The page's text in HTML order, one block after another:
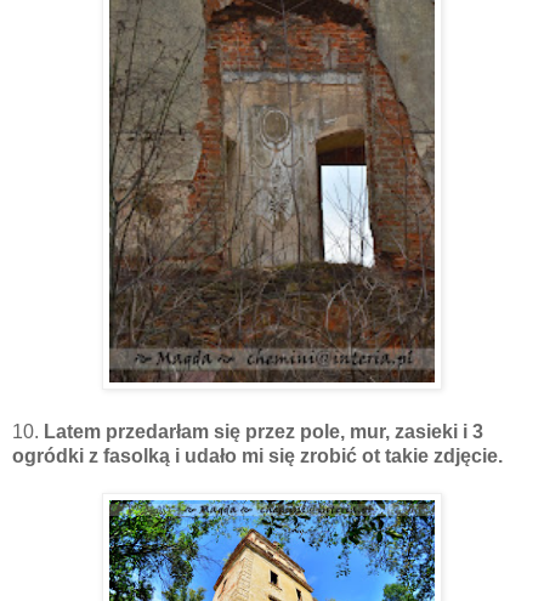
10. Latem przedarłam się przez pole, mur, zasieki i 3
ogródki z fasolką i udało mi się zrobić ot takie zdjęcie.